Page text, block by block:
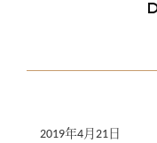
2019年4月21日